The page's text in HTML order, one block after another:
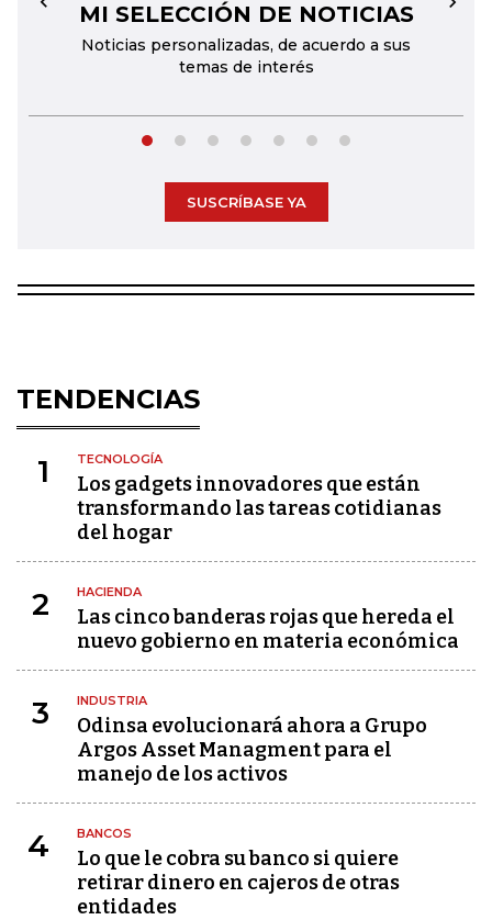
MI SELECCIÓN DE NOTICIAS
Noticias personalizadas, de acuerdo a sus
temas de interés
← →
SUSCRÍBASE YA
TENDENCIAS
1 TECNOLOGÍA
Los gadgets innovadores que están
transformando las tareas cotidianas
del hogar
2 HACIENDA
Las cinco banderas rojas que hereda el
nuevo gobierno en materia económica
3 INDUSTRIA
Odinsa evolucionará ahora a Grupo
Argos Asset Managment para el
manejo de los activos
4 BANCOS
Lo que le cobra su banco si quiere
retirar dinero en cajeros de otras
entidades